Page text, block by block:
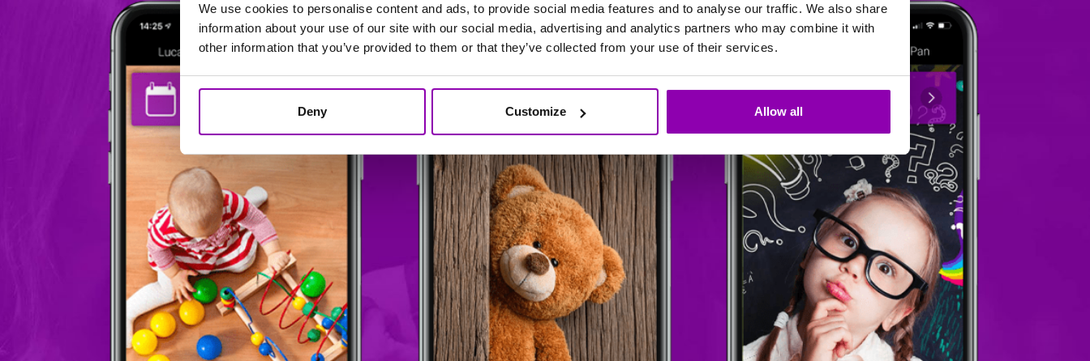
We use cookies to personalise content and ads, to provide social media features and to analyse our traffic. We also share
information about your use of our site with our social media, advertising and analytics partners who may combine it with
other information that you’ve provided to them or that they’ve collected from your use of their services.
Deny Customize Allow all